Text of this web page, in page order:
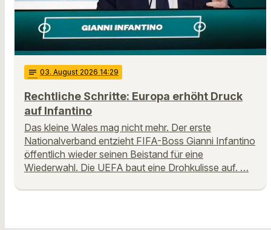
notes 03. August 2026 14:29
Rechtliche Schritte: Europa erhöht Druck
auf Infantino
Das kleine Wales mag nicht mehr. Der erste
Nationalverband entzieht FIFA-Boss Gianni Infantino
öffentlich wieder seinen Beistand für eine
Wiederwahl. Die UEFA baut eine Drohkulisse auf. …